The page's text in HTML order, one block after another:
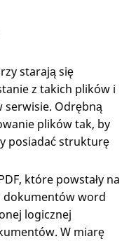
starają się
z takich plików i
serwisie. Odrębną
plików tak, by
posiadać strukturę
które powstały na
dokumentów word
logicznej
W miarę